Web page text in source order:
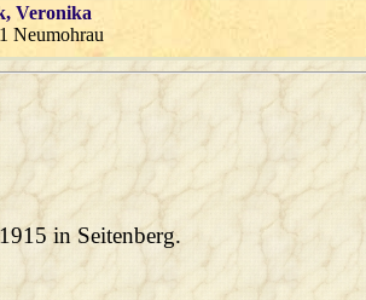
, Veronika
Neumohrau
in Seitenberg.